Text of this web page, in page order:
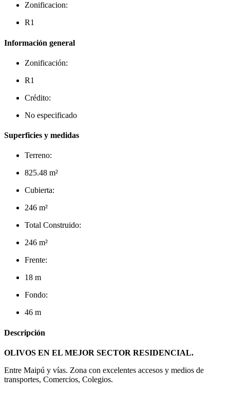
Zonificacion:
R1
Información general
Zonificación:
R1
Crédito:
No especificado
Superficies y medidas
Terreno:
825.48 m²
Cubierta:
246 m²
Total Construido:
246 m²
Frente:
18 m
Fondo:
46 m
Descripción
OLIVOS EN EL MEJOR SECTOR RESIDENCIAL.
Entre Maipú y vías. Zona con excelentes accesos y medios de
transportes, Comercios, Colegios.